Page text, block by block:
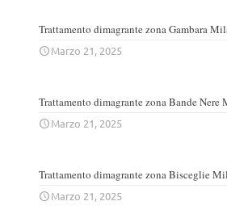
Trattamento dimagrante zona Gambara
Marzo 21, 2025
Trattamento dimagrante zona Bande Nere
Marzo 21, 2025
Trattamento dimagrante zona Bisceglie
Marzo 21, 2025